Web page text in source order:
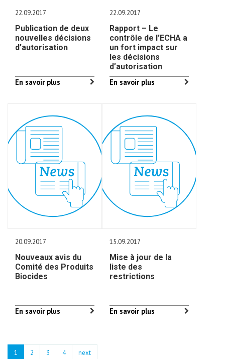
22.09.2017
Publication de deux
nouvelles décisions
d’autorisation
En savoir plus
22.09.2017
Rapport – Le
contrôle de l’ECHA a
un fort impact sur
les décisions
d’autorisation
En savoir plus
20.09.2017
Nouveaux avis du
Comité des Produits
Biocides
En savoir plus
15.09.2017
Mise à jour de la
liste des
restrictions
En savoir plus
1 2 3 4 next